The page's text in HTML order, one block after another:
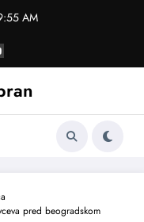
AM
pred beogradskom